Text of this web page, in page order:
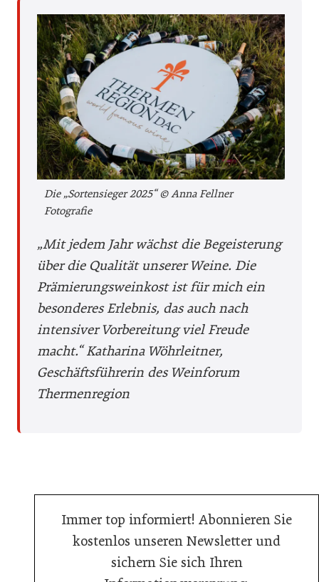
Die „Sortensieger 2025“ © Anna Fellner
Fotografie
„Mit jedem Jahr wächst die Begeisterung
über die Qualität unserer Weine. Die
Prämierungsweinkost ist für mich ein
besonderes Erlebnis, das auch nach
intensiver Vorbereitung viel Freude
macht.“Katharina Wöhrleitner,
Geschäftsführerin des Weinforum
Thermenregion
Immer top informiert! Abonnieren Sie
kostenlos unseren Newsletter und
sichern Sie sich Ihren